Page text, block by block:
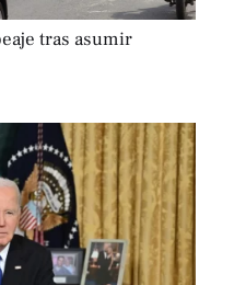
tras asumir